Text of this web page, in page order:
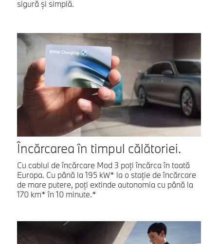
sigură şi simplă.
Încărcarea în timpul călătoriei.
Cu cablul de încărcare Mod 3 poţi încărca în toată
Europa. Cu până la 195 kW* la o staţie de încărcare
de mare putere, poţi extinde autonomia cu până la
170 km* în 10 minute.*